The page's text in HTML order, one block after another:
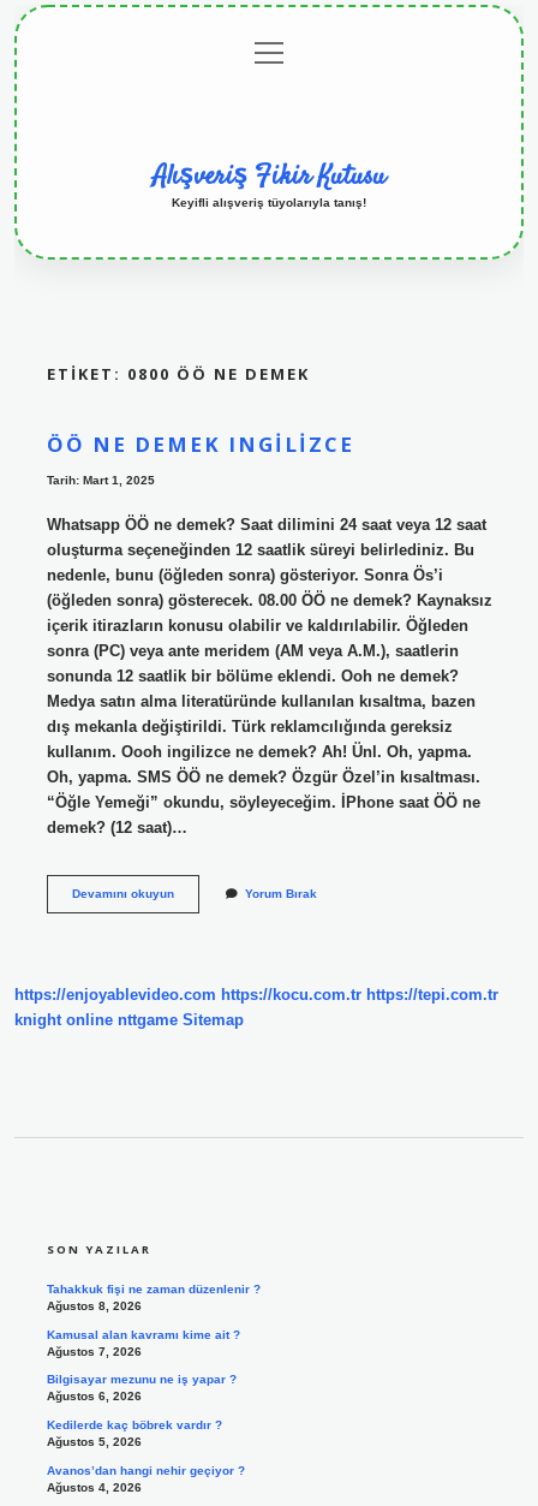
menüyü
aç
Alışveriş Fikir Kutusu
Keyifli alışveriş tüyolarıyla tanış!
ETIKET: 0800 ÖÖ NE DEMEK
ÖÖ NE DEMEK INGILIZCE
Tarih: Mart 1, 2025
Whatsapp ÖÖ ne demek? Saat dilimini 24 saat veya 12 saat
oluşturma seçeneğinden 12 saatlik süreyi belirlediniz. Bu
nedenle, bunu (öğleden sonra) gösteriyor. Sonra Ös’i
(öğleden sonra) gösterecek. 08.00 ÖÖ ne demek? Kaynaksız
içerik itirazların konusu olabilir ve kaldırılabilir. Öğleden
sonra (PC) veya ante meridem (AM veya A.M.), saatlerin
sonunda 12 saatlik bir bölüme eklendi. Ooh ne demek?
Medya satın alma literatüründe kullanılan kısaltma, bazen
dış mekanla değiştirildi. Türk reklamcılığında gereksiz
kullanım. Oooh ingilizce ne demek? Ah! Ünl. Oh, yapma.
Oh, yapma. SMS ÖÖ ne demek? Özgür Özel’in kısaltması.
“Öğle Yemeği” okundu, söyleyeceğim. İPhone saat ÖÖ ne
demek? (12 saat)…
Devamını okuyunÖö
Yorum Bırak
https://enjoyablevideo.com https://kocu.com.tr https://tepi.com.tr
knight online nttgame Sitemap
SON YAZILAR
Tahakkuk fişi ne zaman düzenlenir ?
Ağustos 8, 2026
Kamusal alan kavramı kime ait ?
Ağustos 7, 2026
Bilgisayar mezunu ne iş yapar ?
Ağustos 6, 2026
Kedilerde kaç böbrek vardır ?
Ağustos 5, 2026
Avanos’dan hangi nehir geçiyor ?
Ağustos 4, 2026